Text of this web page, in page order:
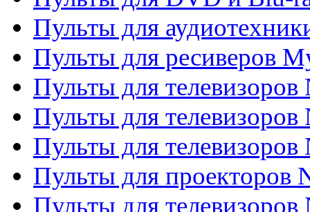
Пульты для
Пульты для ресиверов
Пульты для телевизоров
Пульты для телевизоров
Пульты для телевизоров
Пульты для проекторов
Пульты для телевизоров